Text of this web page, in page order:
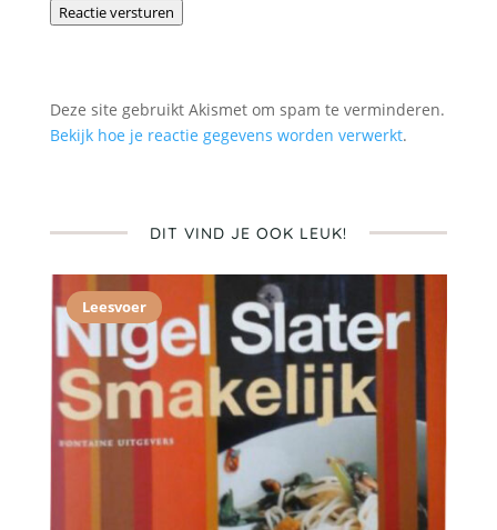
Reactie versturen
Deze site gebruikt Akismet om spam te verminderen.
Bekijk hoe je reactie gegevens worden verwerkt.
DIT VIND JE OOK LEUK!
Leesvoer